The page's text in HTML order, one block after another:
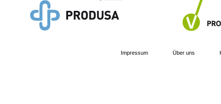
Impressum Über uns